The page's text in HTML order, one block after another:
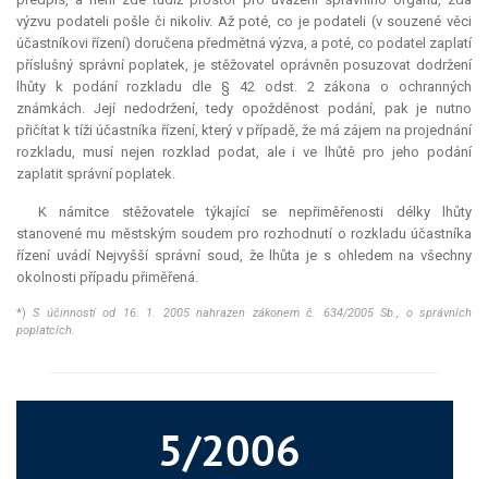
výzvu podateli pošle či nikoliv. Až poté, co je podateli (v souzené věci
účastníkovi řízení) doručena předmětná výzva, a poté, co podatel zaplatí
příslušný správní poplatek, je stěžovatel oprávněn posuzovat dodržení
lhůty k podání rozkladu dle § 42 odst. 2 zákona o ochranných
známkách. Její nedodržení, tedy opožděnost podání, pak je nutno
přičítat k tíži účastníka řízení, který v případě, že má zájem na projednání
rozkladu, musí nejen rozklad podat, ale i ve lhůtě pro jeho podání
zaplatit správní poplatek.
K námitce stěžovatele týkající se nepřiměřenosti délky lhůty
stanovené mu městským soudem pro rozhodnutí o rozkladu účastníka
řízení uvádí Nejvyšší správní soud, že lhůta je s ohledem na všechny
okolnosti případu přiměřená.
*)S účinností od 16. 1. 2005 nahrazen zákonem č. 634/2005 Sb., o správních
poplatcích.